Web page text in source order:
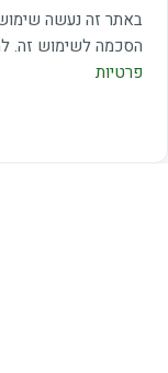
הסכמה לשימוש זה.
פרטיות
שבת